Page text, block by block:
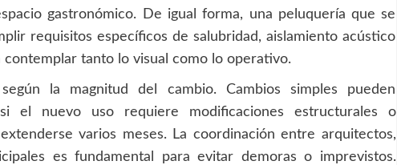
gastronómico. De igual forma, una peluquería que se
requisitos específicos de salubridad, aislamiento acústico
tanto lo visual como lo operativo.
la magnitud del cambio. Cambios simples pueden
el nuevo uso requiere modificaciones estructurales o
varios meses. La coordinación entre arquitectos,
es fundamental para evitar demoras o imprevistos.